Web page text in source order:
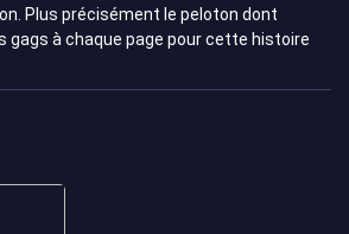
Plus précisément le peloton dont
gags à chaque page pour cette histoire